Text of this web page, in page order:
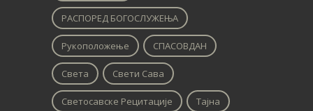
РАСПОРЕД БОГОСЛУЖЕЊА
Рукоположење СПАСОВДАН
Света Свети Сава
Светосавске Рецитације Тајна